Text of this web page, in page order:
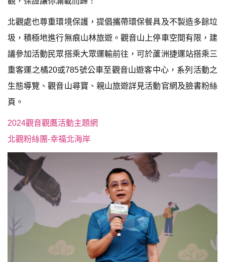
北觀處也尊重環境保護，提倡攜帶環保餐具及不製造多餘垃
圾，積極地進行無痕山林旅遊。觀音山上停車空間有限，建
議參加活動民眾搭乘大眾運輸前往，可於蘆洲捷運站搭乘三
重客運之橘20或785號公車至觀音山遊客中心，系列活動之
生態導覽、觀音山尋寶、親山旅遊詳見活動官網及臉書粉絲
頁。
2024觀音觀鷹活動主題網
北觀粉絲團-幸福北海岸